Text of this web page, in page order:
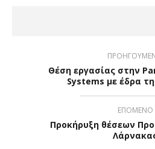
Θέση εργασίας στην
Systems με έδρα
ΕΠΟΜΕΝΟ
Προκήρυξη θέσεων